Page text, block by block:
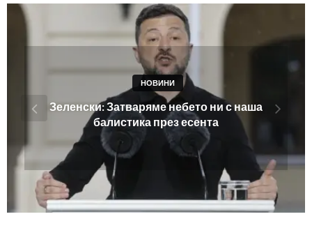
НОВИНИ
Везните да бягат от чужди драми, Телецът
да не пръска пари